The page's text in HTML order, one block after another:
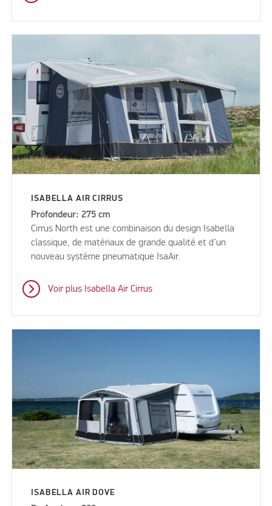
ISABELLA AIR CIRRUS
Profondeur: 275 cm
Cirrus North est une combinaison du design Isabella
classique, de matériaux de grande qualité et d’un
nouveau système pneumatique IsaAir.
Voir plus Isabella Air Cirrus
ISABELLA AIR DOVE